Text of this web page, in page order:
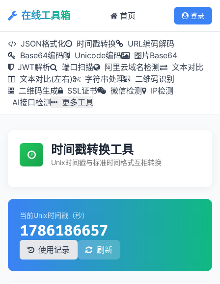
在线工具箱 首页 登录
JSON格式化 时间戳转换
URL编码解码
Base64编码
Unicode编码
图片Base64
JWT解析
端口扫描 阿里云域名检测
文本对比
文本对比(左右)
字符串处理
二维码识别
二维码生成
SSL证书 微信检测
IP检测
AI接口检测
更多工具
时间戳转换工具
Unix时间戳与标准时间格式互相转换
当前Unix时间戳（秒）
1786186657
使用记录 刷新